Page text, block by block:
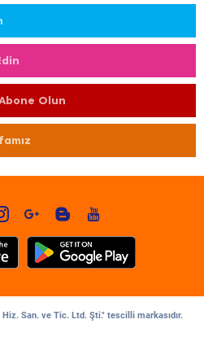
Olun
San. ve Tic. Ltd. Şti." tescilli markasıdır.